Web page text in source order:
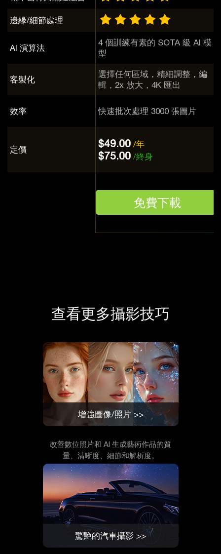
邊緣/細節處理
AI 演算法
4 個訓練有素的 SOTA 級 AI 模
型
客製化
選擇任何區域，精細調整，編
輯，2x 放大，4K 匯出
效率 快速批次處理 3000 張圖片
定價
$49.00 /年
$75.00 /終身
免費下載
查看更多攝影技巧
增強圖像/照片 >>
改善數位照片和 AI 生成藝術作品的質
量、清晰度、細節和解析度。
驚艷的汽車攝影 >>